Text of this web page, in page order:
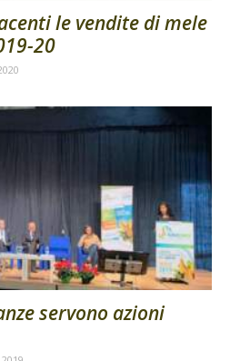
le vendite di mele
20
servono azioni